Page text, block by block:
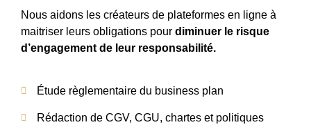
Nous aidons les créateurs de plateformes en ligne à
maitriser leurs obligations pour diminuer le risque
d’engagement de leur responsabilité.
Étude règlementaire du business plan
Rédaction de CGV, CGU, chartes et politiques